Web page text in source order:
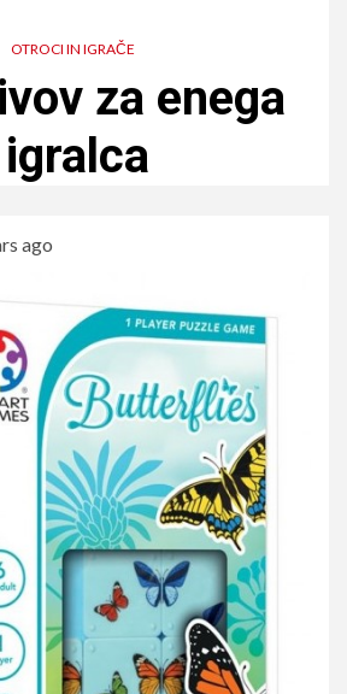
OTROCI IN IGRAČE
za enega
igralca
ago